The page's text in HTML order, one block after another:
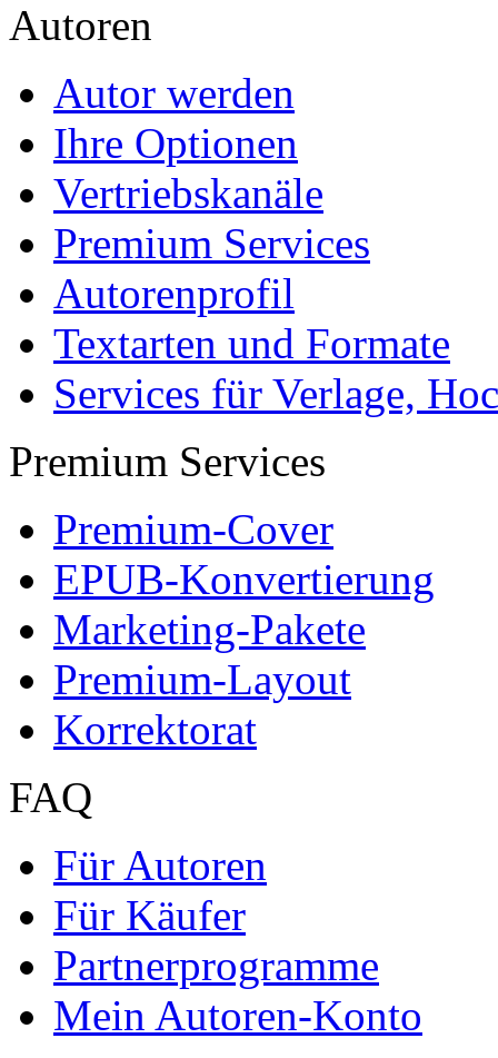
Autoren
Autor werden
Ihre Optionen
Vertriebskanäle
Premium Services
Autorenprofil
Textarten und Formate
Services für Verlage,
Premium Services
Premium-Cover
EPUB-Konvertierung
Marketing-Pakete
Premium-Layout
Korrektorat
FAQ
Für Autoren
Für Käufer
Partnerprogramme
Mein Autoren-Konto